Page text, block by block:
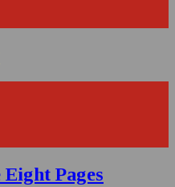
Pages